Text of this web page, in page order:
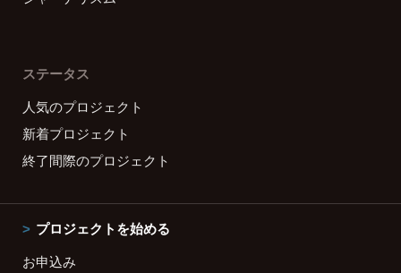
ステータス
人気のプロジェクト
新着プロジェクト
終了間際のプロジェクト
プロジェクトを始める
お申込み